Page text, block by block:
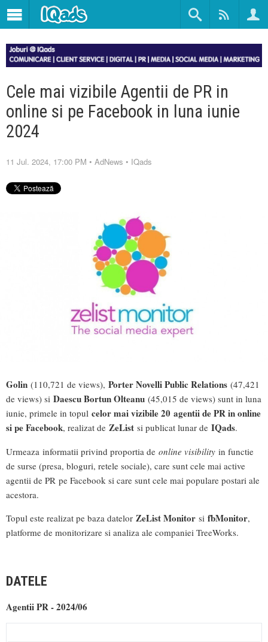
Cele mai vizibile Agentii de PR in
online si pe Facebook in luna iunie
2024
11 Jul. 2024, 17:00 PM • AdNews • IQads
Golin (110,721 de views), Porter Novelli Public Relations (47,421
de views) si Daescu Bortun Olteanu (45,015 de views) sunt in luna
iunie, primele in topul celor mai vizibile 20 agentii de PR in online
si pe Facebook, realizat de ZeList si publicat lunar de IQads.
Urmeaza informatii privind proportia de online visibility in functie
de surse (presa, bloguri, retele sociale), care sunt cele mai active
agentii de PR pe Facebook si care sunt cele mai populare postari ale
acestora.
Topul este realizat pe baza datelor ZeList Monitor si fbMonitor,
platforme de monitorizare si analiza ale companiei TreeWorks.
DATELE
Agentii PR - 2024/06